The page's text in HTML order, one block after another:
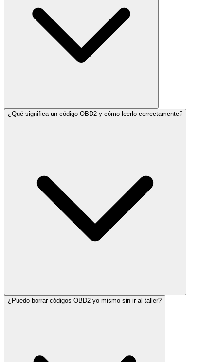
¿Qué significa un código OBD2 y cómo leerlo correctamente?
¿Puedo borrar códigos OBD2 yo mismo sin ir al taller?